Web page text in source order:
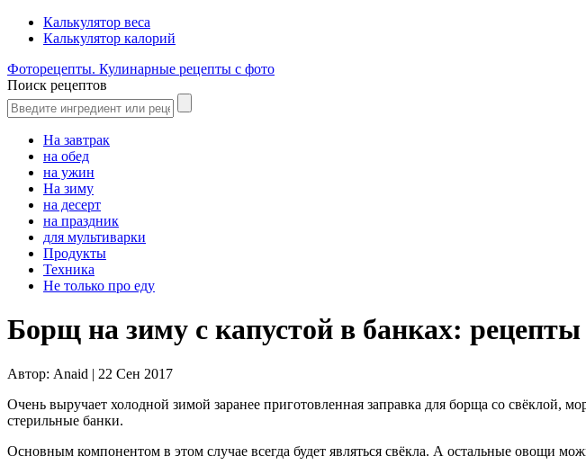
Калькулятор веса
Калькулятор калорий
Фоторецепты. Кулинарные рецепты с фото
Поиск рецептов
На завтрак
на обед
на ужин
На зиму
на десерт
на праздник
для мультиварки
Продукты
Техника
Не только про еду
Борщ на зиму с капустой в банках: рецепты
Автор: Anaid | 22 Сен 2017
Очень выручает холодной зимой заранее приготовленная заправка для борща со свёклой,
стерильные банки.
Основным компонентом в этом случае всегда будет являться свёкла. А остальные овощи